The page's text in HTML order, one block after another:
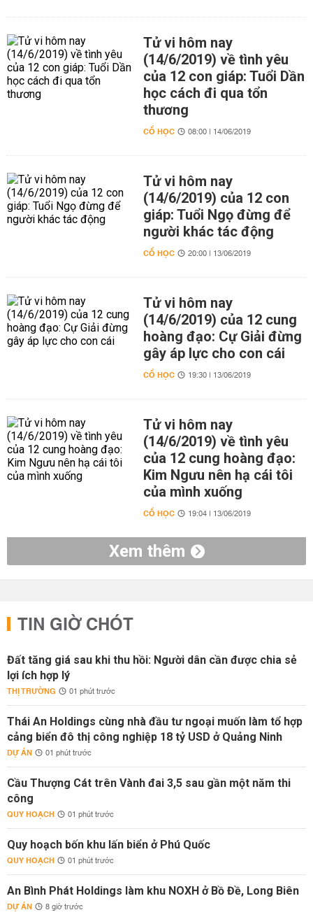
Tử vi hôm nay
(14/6/2019) về tình yêu
của 12 con giáp: Tuổi Dần
học cách đi qua tổn
thương
CỔ HỌC 08:00 | 14/06/2019
Tử vi hôm nay
(14/6/2019) của 12 con
giáp: Tuổi Ngọ đừng để
người khác tác động
CỔ HỌC 20:00 | 13/06/2019
Tử vi hôm nay
(14/6/2019) của 12 cung
hoàng đạo: Cự Giải đừng
gây áp lực cho con cái
CỔ HỌC 19:30 | 13/06/2019
Tử vi hôm nay
(14/6/2019) về tình yêu
của 12 cung hoàng đạo:
Kim Ngưu nên hạ cái tôi
của mình xuống
CỔ HỌC 19:04 | 13/06/2019
Xem thêm
TIN GIỜ CHÓT
Đất tăng giá sau khi thu hồi: Người dân cần được chia sẻ
lợi ích hợp lý
THỊ TRƯỜNG 01 phút trước
Thái An Holdings cùng nhà đầu tư ngoại muốn làm tổ hợp
cảng biển đô thị công nghiệp 18 tỷ USD ở Quảng Ninh
DỰ ÁN 01 phút trước
Cầu Thượng Cát trên Vành đai 3,5 sau gần một năm thi
công
QUY HOẠCH 01 phút trước
Quy hoạch bốn khu lấn biển ở Phú Quốc
QUY HOẠCH 01 phút trước
An Bình Phát Holdings làm khu NOXH ở Bồ Đề, Long Biên
DỰ ÁN 8 giờ trước